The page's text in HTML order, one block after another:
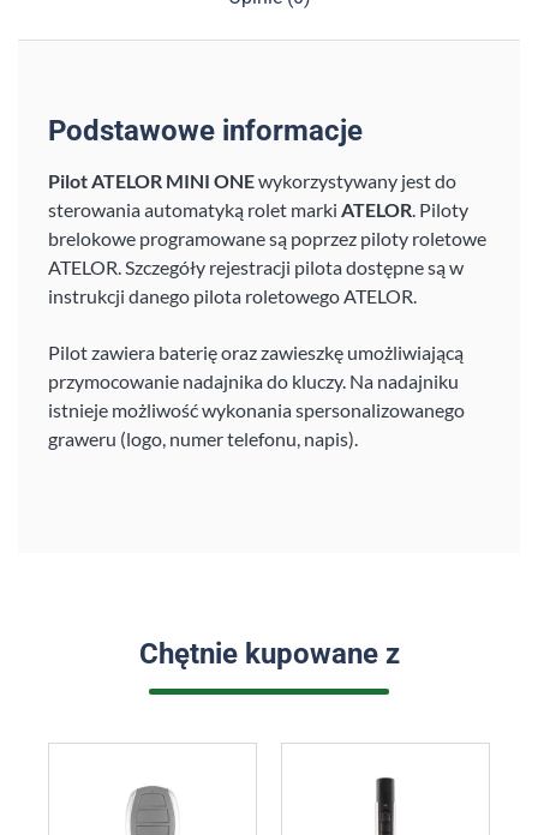
Podstawowe informacje
Pilot ATELOR MINI ONEwykorzystywany jest do
sterowania automatyką rolet marki ATELOR. Piloty
brelokowe programowane są poprzez piloty roletowe
ATELOR. Szczegóły rejestracji pilota dostępne są w
instrukcji danego pilota roletowego ATELOR.
Pilot zawiera baterię oraz zawieszkę umożliwiającą
przymocowanie nadajnika do kluczy. Na nadajniku
istnieje możliwość wykonania spersonalizowanego
graweru (logo, numer telefonu, napis).
Chętnie kupowane z